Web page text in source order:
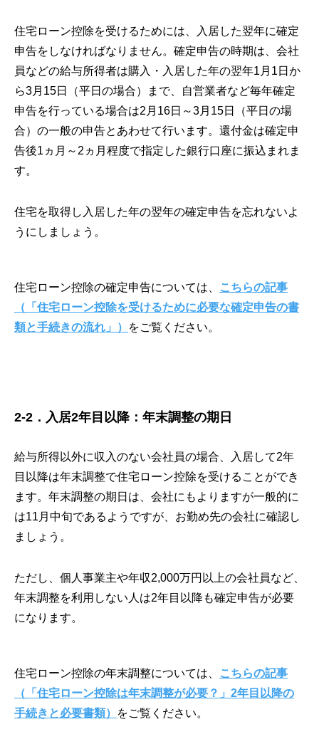
住宅ローン控除を受けるためには、入居した翌年に確定
申告をしなければなりません。確定申告の時期は、会社
員などの給与所得者は購入・入居した年の翌年1月1日か
ら3月15日（平日の場合）まで、自営業者など毎年確定
申告を行っている場合は2月16日～3月15日（平日の場
合）の一般の申告とあわせて行います。還付金は確定申
告後1ヵ月～2ヵ月程度で指定した銀行口座に振込まれま
す。
住宅を取得し入居した年の翌年の確定申告を忘れないよ
うにしましょう。
住宅ローン控除の確定申告については、
こちらの記事
（「住宅ローン控除を受けるために必要な確定申告の書
類と手続きの流れ」）
をご覧ください。
2-2．入居2年目以降：年末調整の期日
給与所得以外に収入のない会社員の場合、入居して2年
目以降は年末調整で住宅ローン控除を受けることができ
ます。年末調整の期日は、会社にもよりますが一般的に
は11月中旬であるようですが、お勤め先の会社に確認し
ましょう。
ただし、個人事業主や年収2,000万円以上の会社員など、
年末調整を利用しない人は2年目以降も確定申告が必要
になります。
住宅ローン控除の年末調整については、
こちらの記事
（「住宅ローン控除は年末調整が必要？」2年目以降の
手続きと必要書類）
をご覧ください。